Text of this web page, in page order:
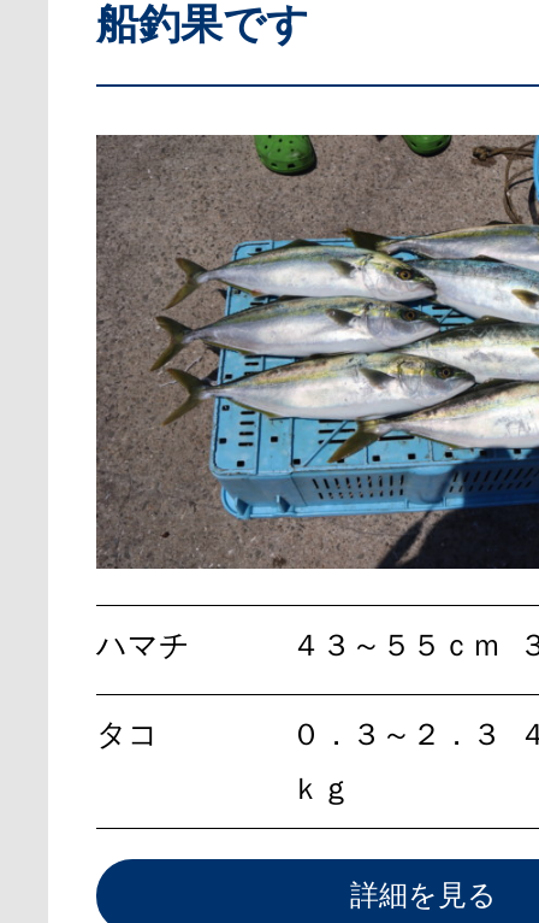
船釣果です
ハマチ ４３～５５ｃｍ
タコ
０．３～２．３
ｋｇ
詳細を見る